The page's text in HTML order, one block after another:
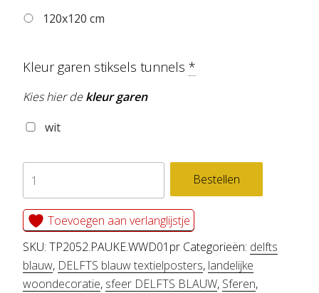
120x120 cm
Kleur garen stiksels tunnels *
Kies hier dekleur garen
wit
textielposter
PAUKE
aantal
Bestellen
Toevoegen aan verlanglijstje
SKU: TP2052.PAUKE.WWD01pr Categorieën: delfts
blauw, DELFTS blauw textielposters, landelijke
woondecoratie, sfeer DELFTS BLAUW, Sferen,